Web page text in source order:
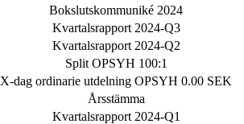
Bokslutskommuniké 2024
Kvartalsrapport 2024-Q3
Kvartalsrapport 2024-Q2
Split OPSYH 100:1
X-dag ordinarie utdelning OPSYH 0.00 SEK
Årsstämma
Kvartalsrapport 2024-Q1